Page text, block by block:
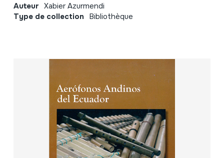
Auteur Xabier Azurmendi
Type de collection Bibliothèque